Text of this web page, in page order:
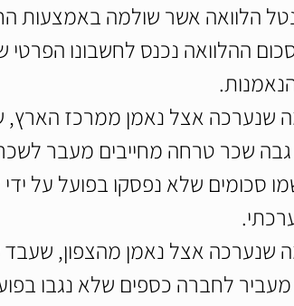
הלוואה אשר שולמה באמצעות
ההלוואה נכנס לחשבונו הפרטי
שנערכה אצל נאמן ממרכז
גבה שכר טרחה מחייבים מעבר
סכומים שלא נפסקו בפועל על
שנערכה אצל נאמן מהצפון,
לחברה כספים שלא נגבו